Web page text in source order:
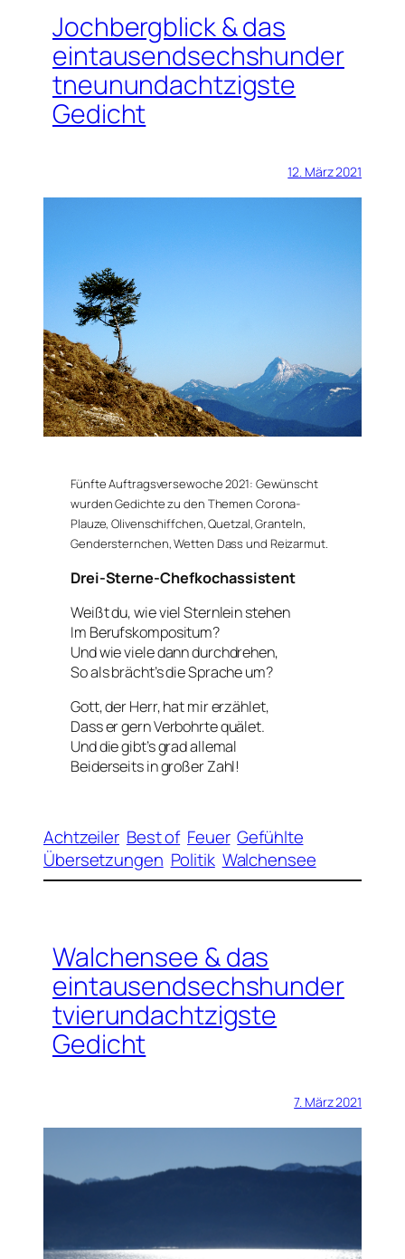
Jochbergblick & das
eintausendsechshunder
tneunundachtzigste
Gedicht
12. März 2021
Fünfte Auftragsversewoche 2021: Gewünscht
wurden Gedichte zu den Themen Corona-
Plauze, Olivenschiffchen, Quetzal, Granteln,
Gendersternchen, Wetten Dass und Reizarmut.
Drei-Sterne-Chefkochassistent
Weißt du, wie viel Sternlein stehen
Im Berufskompositum?
Und wie viele dann durchdrehen,
So als brächt’s die Sprache um?
Gott, der Herr, hat mir erzählet,
Dass er gern Verbohrte quälet.
Und die gibt’s grad allemal
Beiderseits in großer Zahl!
Achtzeiler Best of Feuer Gefühlte
Übersetzungen Politik Walchensee
Walchensee & das
eintausendsechshunder
tvierundachtzigste
Gedicht
7. März 2021